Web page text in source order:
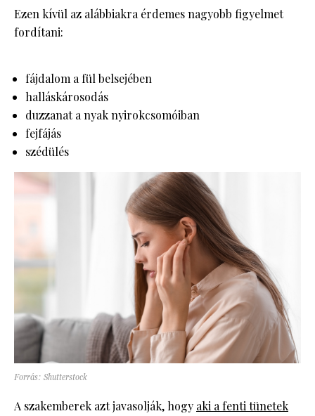
Ezen kívül az alábbiakra érdemes nagyobb figyelmet
fordítani:
fájdalom a fül belsejében
halláskárosodás
duzzanat a nyak nyirokcsomóiban
fejfájás
szédülés
Forrás: Shutterstock
A szakemberek azt javasolják, hogy aki a fenti tünetek